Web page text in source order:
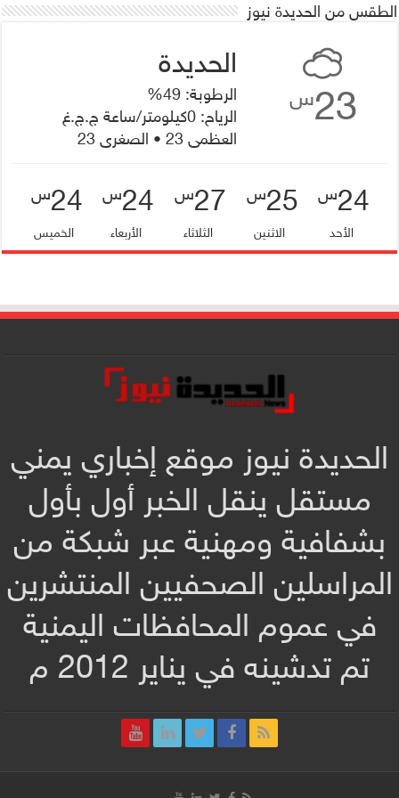
الطقس من الحديدة نيوز
23س
الرطوبة: 49%
الرياح: 0كيلومتر/ساعة ج.ج.غ
العظمى 23 • الصغرى 23
24س
الأحد
25س
الاثنين
27س
الثلاثاء
24س
الأربعاء
24س
الخميس
الحديدة نيوز موقع إخباري يمني
مستقل ينقل الخبر أول بأول
بشفافية ومهنية عبر شبكة من
المراسلين الصحفيين المنتشرين
في عموم المحافظات اليمنية
تم تدشينه في يناير 2012 م